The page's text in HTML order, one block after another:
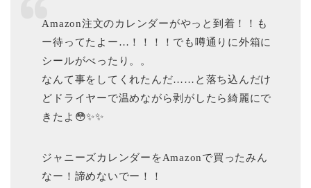
Amazon注文のカレンダーがやっと到着！！も
ー待ってたよー…！！！！でも噂通りに外箱に
シールがべったり。。
なんて事をしてくれたんだ……と落ち込んだけ
どドライヤーで温めながら剥がしたら綺麗にで
きたよ😳✨✨
ジャニーズカレンダーをAmazonで買ったみん
なー！諦めないでー！！